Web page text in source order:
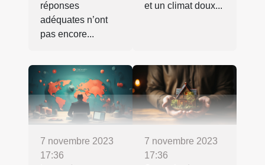
réponses
adéquates n’ont
pas encore...
et un climat doux...
7 novembre 2023
17:36
7 novembre 2023
17:36